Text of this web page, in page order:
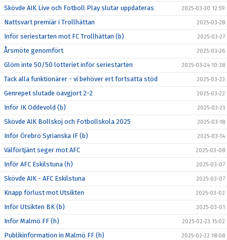
Skövde AIK Live och Fotboll Play slutar uppdateras 2025-03-30 12:59
Nattsvart premiär i Trollhättan 2025-03-28
Inför seriestarten mot FC Trollhättan (b) 2025-03-27
Årsmöte genomfört 2025-03-26
Glöm inte 50/50 lotteriet inför seriestarten 2025-03-24 10:38
Tack alla funktionärer - vi behöver ert fortsatta stöd 2025-03-23
Genrepet slutade oavgjort 2-2 2025-03-22
Inför IK Oddevold (b) 2025-03-21
Skövde AIK Bollskoj och Fotbollskola 2025 2025-03-18
Inför Örebro Syrianska IF (b) 2025-03-14
Välförtjänt seger mot AFC 2025-03-08
Inför AFC Eskilstuna (h) 2025-03-07
Skövde AIK - AFC Eskilstuna 2025-03-07
Knapp förlust mot Utsikten 2025-03-02
Inför Utsikten BK (b) 2025-03-01
Inför Malmö FF (h) 2025-02-23 15:02
Publikinformation in Malmö FF (h) 2025-02-22 18:08